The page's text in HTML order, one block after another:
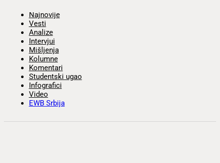
Najnovije
Vesti
Analize
Intervjui
Mišljenja
Kolumne
Komentari
Studentski ugao
Infografici
Video
EWB Srbija